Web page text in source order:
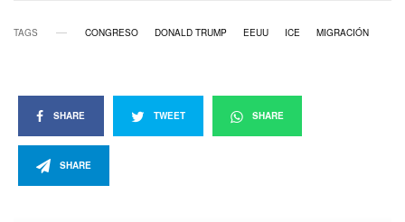
TAGS CONGRESO DONALD TRUMP EEUU ICE MIGRACIÓN
SHARE TWEET SHARE
SHARE